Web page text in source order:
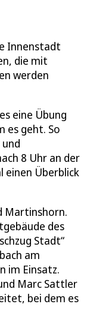
Innenstadt
die mit
werden
eine Übung
es geht. So
8 Uhr an der
Überblick
Martinshorn.
des
Stadt“
am
im Einsatz.
Marc Sattler
bei dem es